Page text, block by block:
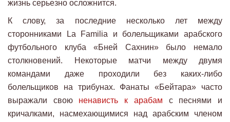
жизнь серьезно осложнится.
К слову, за последние несколько лет между
сторонниками La Familia и болельщиками арабского
футбольного клуба «Бней Сахнин» было немало
столкновений. Некоторые матчи между двумя
командами даже проходили без каких-либо
болельщиков на трибунах. Фанаты «Бейтара» часто
выражали свою ненависть к арабам с песнями и
кричалками, насмехающимися над арабским членом